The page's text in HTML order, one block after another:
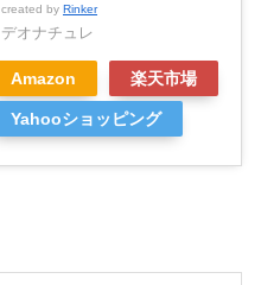
created by Rinker
デオナチュレ
Amazon 楽天市場
Yahooショッピング